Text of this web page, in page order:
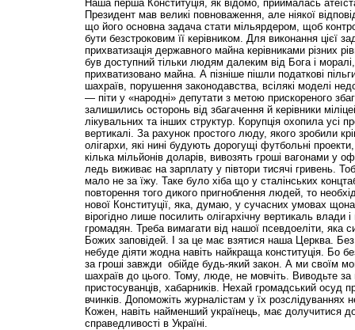
Наша перша Конституція, як відомо, приймалась
Президент мав великі повноваження, але ніякої
що його основна задача стати мільярдером, щоб
бути безстроковим її керівником. Для виконання цієї
прихватизація державного майна керівниками різних
був доступний тільки людям далеким від Бога і
прихватизовано майна. А пізніше пішли податкові
шахраїв, порушення законодавства, всілякі моделі
— піти у «народні» депутати з метою прискореного
залишились осторонь від збагачення й керівники
лікувальних та інших структур. Корупція охопила усі
вертикалі. За рахунок простого люду, якого зробили
олігархи, які нині будують дорогущі футбольні
кілька мільйонів доларів, вивозять гроші вагонами у
ледь виживає на зарплату у півтори тисячі гривень.
мало не за їжу. Таке було хіба що у сталінських
повторення того дикого пригноблення людей, то
нової Конституції, яка, думаю, у сучасних умовах
вірогідно лише посилить олігархічну вертикаль влади
громадян. Треба вимагати від нашої псевдоеліти, яка
Божих заповідей. І за це має взятися наша Церква.
небуде діяти жодна навіть найкраща конституція. Бо
за гроші завжди обійде будь-який закон. А ми своїм
шахраїв до цього. Тому, люде, не мовчіть. Виводьте за
пристосуванців, хабарників. Нехай громадський осуд
вчинків. Допоможіть журналістам у їх розслідуваннях
Кожен, навіть найменший українець, має долучитися
справедливості в Україні.